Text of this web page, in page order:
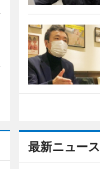
最新ニュース